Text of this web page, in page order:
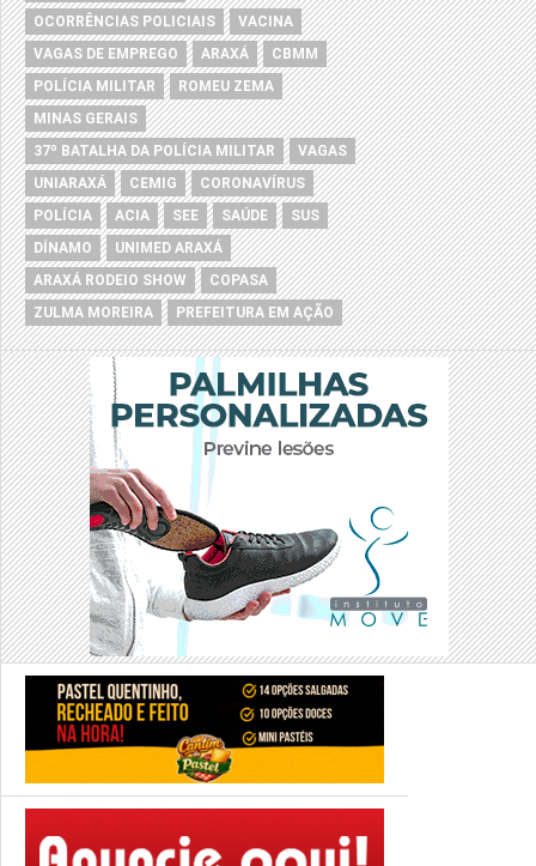
OCORRÊNCIAS POLICIAIS
VACINA
VAGAS DE EMPREGO
ARAXÁ
CBMM
POLÍCIA MILITAR
ROMEU ZEMA
MINAS GERAIS
37º BATALHA DA POLÍCIA MILITAR
VAGAS
UNIARAXÁ
CEMIG
CORONAVÍRUS
POLÍCIA
ACIA SEE SAÚDE
SUS
DÍNAMO
UNIMED ARAXÁ
ARAXÁ RODEIO SHOW
COPASA
ZULMA MOREIRA
PREFEITURA EM AÇÃO